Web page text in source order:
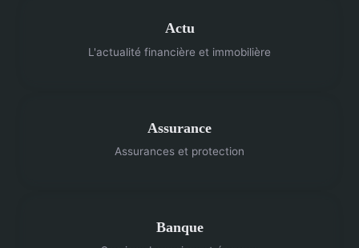
Actu
L'actualité financière et immobilière
Assurance
Assurances et protection
Banque